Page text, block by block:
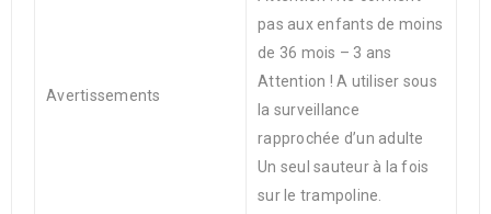
Avertissements
pas aux enfants de moins
de 36 mois – 3 ans
Attention ! A utiliser sous
la surveillance
rapprochée d’un adulte
Un seul sauteur à la fois
sur le trampoline.